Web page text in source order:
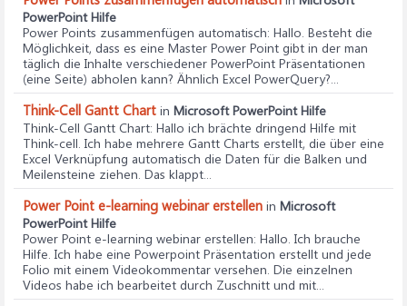
PowerPoint Hilfe
Power Points zusammenfügen automatisch: Hallo. Besteht die
Möglichkeit, dass es eine Master Power Point gibt in der man
täglich die Inhalte verschiedener PowerPoint Präsentationen
(eine Seite) abholen kann? Ähnlich Excel PowerQuery?...
Think-Cell Gantt Chart in Microsoft PowerPoint Hilfe
Think-Cell Gantt Chart: Hallo ich brächte dringend Hilfe mit
Think-cell. Ich habe mehrere Gantt Charts erstellt, die über eine
Excel Verknüpfung automatisch die Daten für die Balken und
Meilensteine ziehen. Das klappt...
Power Point e-learning webinar erstellen in Microsoft
PowerPoint Hilfe
Power Point e-learning webinar erstellen: Hallo. Ich brauche
Hilfe. Ich habe eine Powerpoint Präsentation erstellt und jede
Folio mit einem Videokommentar versehen. Die einzelnen
Videos habe ich bearbeitet durch Zuschnitt und mit...